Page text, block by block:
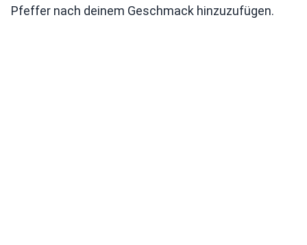
Pfeffer nach deinem Geschmack hinzuzufügen.